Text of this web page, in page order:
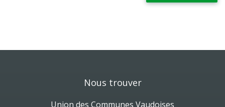
Nous trouver
Union des Communes Vaudoises